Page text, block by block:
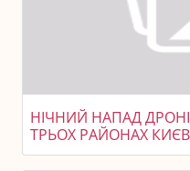
НІЧНИЙ НАПАД
ТРЬОХ РАЙОНАХ